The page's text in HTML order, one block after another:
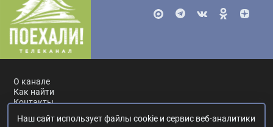
О канале
Как найти
Контакты
Наш сайт использует файлы cookie и сервис веб-аналитики